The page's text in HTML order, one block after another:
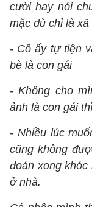
cười hay nói
mặc dù chỉ là
- Cô ấy tự tiện
bè là con gái
- Không cho
ảnh là con gái
- Nhiều lúc
cũng không
đoán xong
ở nhà.